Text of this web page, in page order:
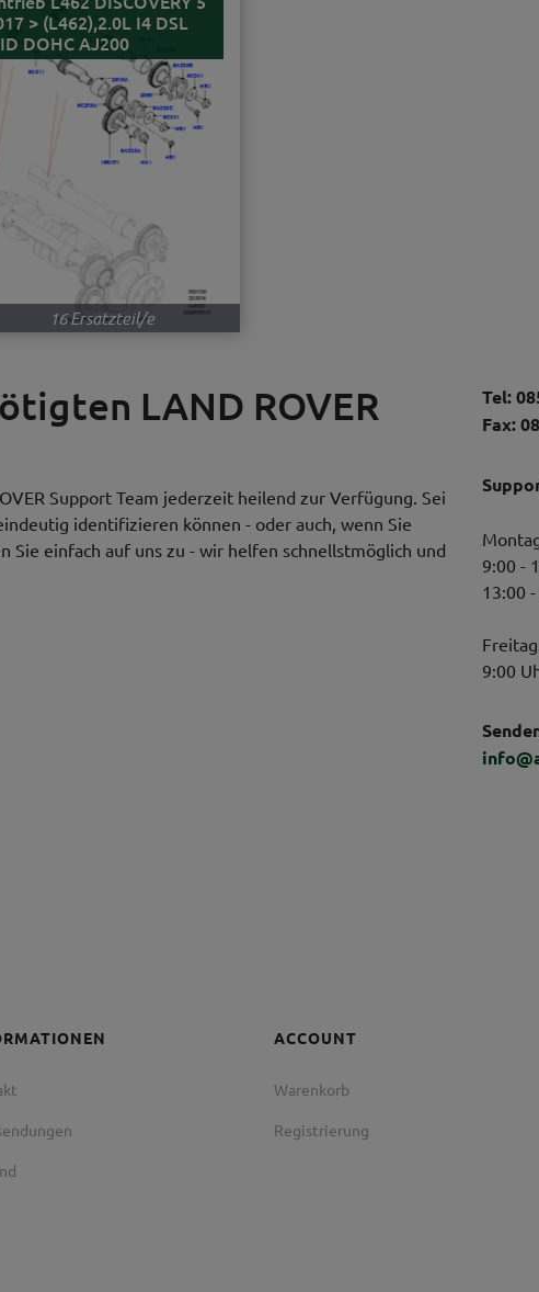
> (L462),2.0L I4 DSL
DOHC AJ200
16 Ersatzteil/e
LAND ROVER
Support Team jederzeit heilend zur Verfügung. Sei
identifizieren können - oder auch, wenn Sie
Sie einfach auf uns zu - wir helfen schnellstmöglich und
Tel:
Fax:
9:00 -
13:00
9:00
ACCOUNT
Warenkorb
Registrierung